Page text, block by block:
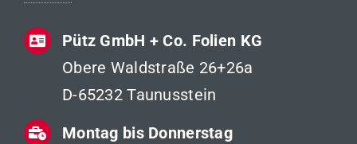
Pütz GmbH + Co. Folien KG
Obere Waldstraße 26+26a
D-65232 Taunusstein
Montag bis Donnerstag